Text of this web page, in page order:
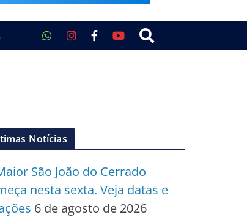
Notícias
São João do Cerrado
nesta sexta. Veja datas e
6 de agosto de 2026